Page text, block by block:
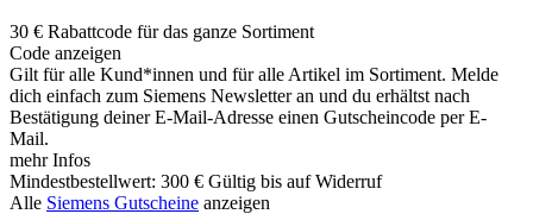
30 € Rabattcode für das ganze Sortiment
Code anzeigen
Gilt für alle Kund*innen und für alle Artikel im Sortiment. Melde
dich einfach zum Siemens Newsletter an und du erhältst nach
Bestätigung deiner E-Mail-Adresse einen Gutscheincode per E-
Mail.
mehr Infos
Mindestbestellwert: 300 € Gültig bis auf Widerruf
Alle Siemens Gutscheine anzeigen